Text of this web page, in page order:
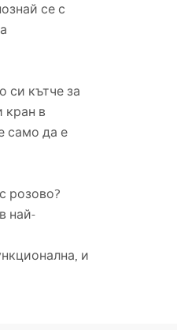
се с
си кътче за
кран в
само да е
розово?
най-
и